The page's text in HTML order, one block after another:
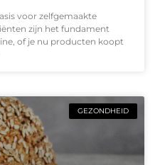
voor zelfgemaakte
zijn het fundament
of je nu producten koopt
GEZONDHEID